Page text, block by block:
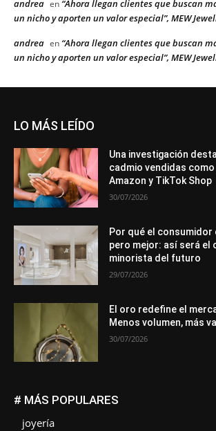
andrea en “Ahora llegan clientes que buscan
un nicho y aporten un valor especial”, MEW
andrea en “Ahora llegan clientes que buscan
un nicho y aporten un valor especial”, MEW
LO MÁS LEÍDO
Una investigación
cadmio vendidas
Amazon y TikTok Shop
30/07/2026
Por qué el
pero mejor: así será el
minorista del futuro
29/07/2026
El oro redefine el
Menos volumen, más
30/07/2026
# MÁS POPULARES
joyería